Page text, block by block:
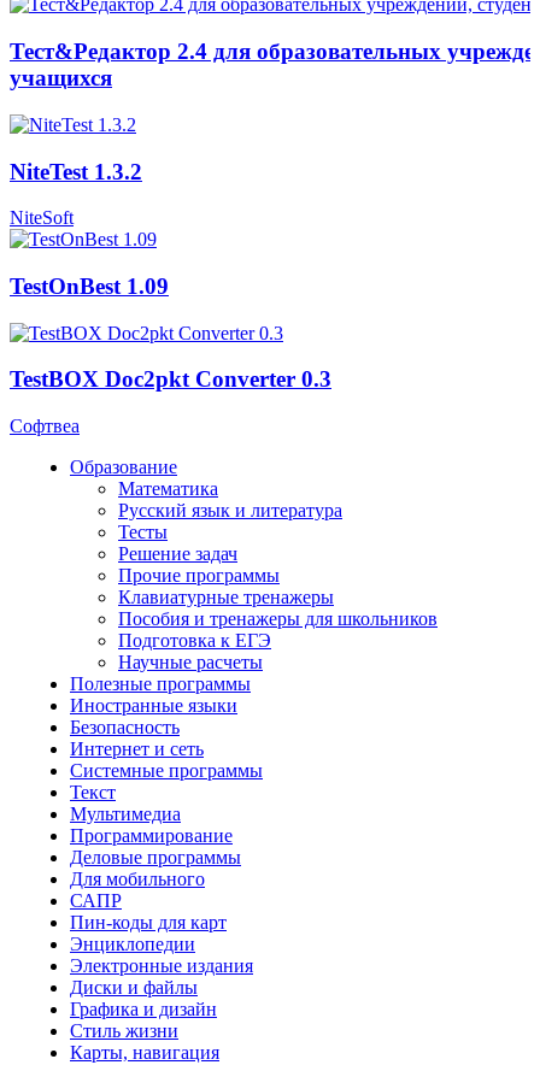
Тест&Редактор 2.4 для образовательных
учащихся
NiteTest 1.3.2
NiteSoft
TestOnBest 1.09
TestBOX Doc2pkt Converter 0.3
Софтвеа
Образование
Математика
Русский язык и литература
Тесты
Решение задач
Прочие программы
Клавиатурные тренажеры
Пособия и тренажеры для школьников
Подготовка к ЕГЭ
Научные расчеты
Полезные программы
Иностранные языки
Безопасность
Интернет и сеть
Системные программы
Текст
Мультимедиа
Программирование
Деловые программы
Для мобильного
САПР
Пин-коды для карт
Энциклопедии
Электронные издания
Диски и файлы
Графика и дизайн
Стиль жизни
Карты, навигация